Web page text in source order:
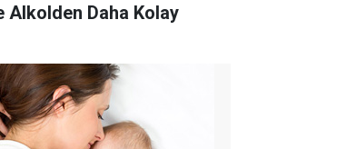
Alkolden Daha Kolay